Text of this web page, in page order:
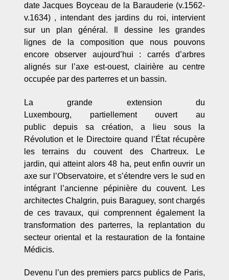
date Jacques Boyceau de la Barauderie (v.1562-
v.1634) , intendant des jardins du roi, intervient
sur un plan général. Il dessine les grandes
lignes de la composition que nous pouvons
encore observer aujourd’hui : carrés d’arbres
alignés sur l’axe est-ouest, clairière au centre
occupée par des parterres et un bassin.
La grande extension du
Luxembourg, partiellement ouvert au
public depuis sa création, a lieu sous la
Révolution et le Directoire quand l’État récupère
les terrains du couvent des Chartreux. Le
jardin, qui atteint alors 48 ha, peut enfin ouvrir un
axe sur l’Observatoire, et s’étendre vers le sud en
intégrant l’ancienne pépinière du couvent. Les
architectes Chalgrin, puis Baraguey, sont chargés
de ces travaux, qui comprennent également la
transformation des parterres, la replantation du
secteur oriental et la restauration de la fontaine
Médicis.
Devenu l’un des premiers parcs publics de Paris,